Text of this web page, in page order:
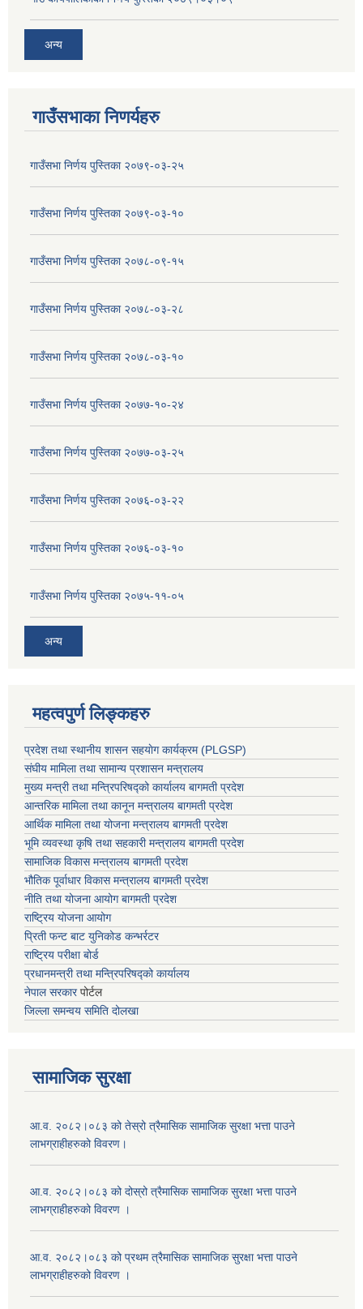
अन्य
गाउँसभाका निणर्यहरु
गाउँसभा निर्णय पुस्तिका २०७९-०३-२५
गाउँसभा निर्णय पुस्तिका २०७९-०३-१०
गाउँसभा निर्णय पुस्तिका २०७८-०९-१५
गाउँसभा निर्णय पुस्तिका २०७८-०३-२८
गाउँसभा निर्णय पुस्तिका २०७८-०३-१०
गाउँसभा निर्णय पुस्तिका २०७७-१०-२४
गाउँसभा निर्णय पुस्तिका २०७७-०३-२५
गाउँसभा निर्णय पुस्तिका २०७६-०३-२२
गाउँसभा निर्णय पुस्तिका २०७६-०३-१०
गाउँसभा निर्णय पुस्तिका २०७५-११-०५
अन्य
महत्वपुर्ण लिङ्कहरु
प्रदेश तथा स्थानीय शासन सहयाेग कार्यक्रम (PLGSP)
संघीय मामिला तथा सामान्य प्रशासन मन्त्रालय
मुख्य मन्त्री तथा मन्त्रिपरिषद्को कार्यालय बागमती प्रदेश
आन्तरिक मामिला तथा कानून मन्त्रालय बागमती प्रदेश
आर्थिक मामिला तथा योजना मन्त्रालय बागमती प्रदेश
भूमि व्यवस्था कृषि तथा सहकारी मन्त्रालय बागमती प्रदेश
सामाजिक विकास मन्त्रालय बागमती प्रदेश
भौतिक पूर्वाधार विकास मन्त्रालय बागमती प्रदेश
नीति तथा योजना आयोग बागमती प्रदेश
राष्ट्रिय योजना आयोग
प्रिती फन्ट बाट युनिकोड कन्भर्रटर
राष्ट्रिय परीक्षा बोर्ड
प्रधानमन्त्री तथा मन्त्रिपरिषद्को कार्यालय
नेपाल सरकारपोर्टल
जिल्ला समन्वय समिति दोलखा
सामाजिक सुरक्षा
आ.व. २०८२।०८३ को तेस्रो त्रैमासिक सामाजिक सुरक्षा भत्ता पाउने
लाभग्राहीहरुको विवरण।
आ.व. २०८२।०८३ को दोस्रो त्रैमासिक सामाजिक सुरक्षा भत्ता पाउने
लाभग्राहीहरुको विवरण ।
आ.व. २०८२।०८३ को प्रथम त्रैमासिक सामाजिक सुरक्षा भत्ता पाउने
लाभग्राहीहरुको विवरण ।